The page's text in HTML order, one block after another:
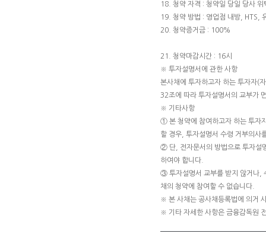
18. 청약 자격 : 청약일 당일 당사
19. 청약 방법 : 영업점 내방, HTS,
20. 청약증거금 : 100%
21. 청약마감시간 : 16시
※ 투자설명서에 관한 사항
본사채에 투자하고자 하는 투자자(
32조에 따라 투자설명서의 교부가
※ 기타사항
① 본 청약에 참여하고자 하는 투자
할 경우, 투자설명서 수령 거부의사
② 단, 전자문서의 방법으로 투자설
하여야 합니다.
③ 투자설명서 교부를 받지 않거나,
채의 청약에 참여할 수 없습니다.
※ 본 사채는 공사채등록법에 의거
※ 기타 자세한 사항은 금융감독원